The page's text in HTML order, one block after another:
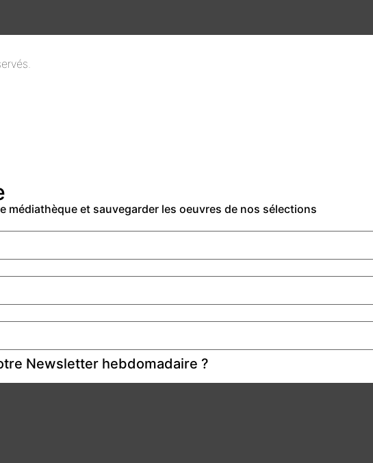
médiathèque et sauvegarder les oeuvres de nos sélections
Newsletter hebdomadaire ?